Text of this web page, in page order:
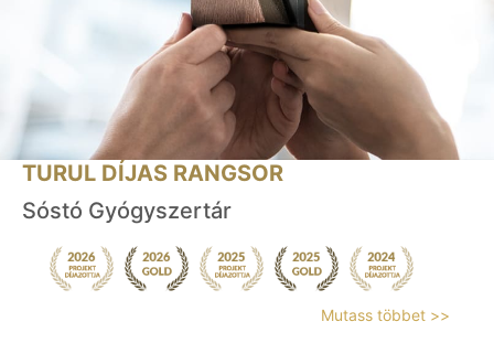
TURUL DÍJAS RANGSOR
Sóstó Gyógyszertár
Mutass többet >>